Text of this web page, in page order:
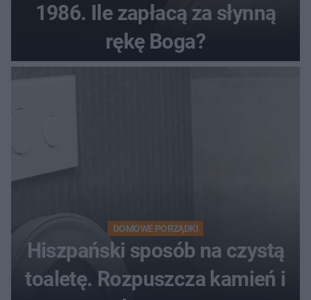
1986. Ile zapłacą za słynną
rękę Boga?
DOMOWE PORZĄDKI
Hiszpański sposób na czystą
toaletę. Rozpuszcza kamień i